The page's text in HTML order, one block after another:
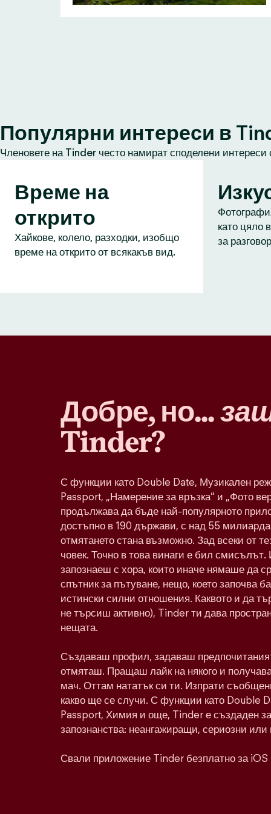
Популярни интереси в
Членовете на Tinder често намират споделени
Време на
открито
Хайкове, колело, разходки, изобщо
време на открито от всякакъв вид.
като цяло
за
Добре, но...
Tinder?
С функции като Double Date, Музикален
Passport, „Намерение за връзка“ и „Фото
продължава да бъде най-популярното
достъпно в 190 държави, с над 55 милиарда
отмятането стана възможно. Зад всеки от
човек. Точно в това винаги е бил
запознаеш с хора, които иначе нямаше да
спътник за пътуване, нещо, което започва
истински силни отношения. Каквото и да
не търсиш активно), Tinder ти дава
нещата.
Създаваш профил, задаваш
отмяташ. Пращаш лайк на някого и
мач. Оттам нататък си ти. Изпрати
какво ще се случи. С функции като Double
Passport, Химия и още, Tinder е създаден
запознанства: неангажиращи, сериозни или
Свали приложение Tinder безплатно за